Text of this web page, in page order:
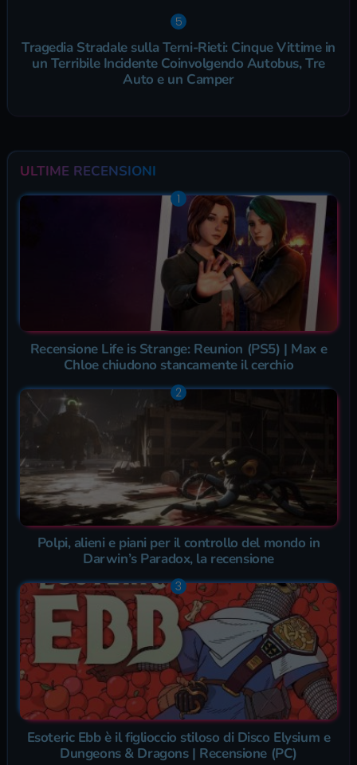
Tragedia Stradale sulla Terni-Rieti: Cinque Vittime in
un Terribile Incidente Coinvolgendo Autobus, Tre
Auto e un Camper
ULTIME RECENSIONI
Recensione Life is Strange: Reunion (PS5) | Max e
Chloe chiudono stancamente il cerchio
Polpi, alieni e piani per il controllo del mondo in
Darwin’s Paradox, la recensione
Esoteric Ebb è il figlioccio stiloso di Disco Elysium e
Dungeons & Dragons | Recensione (PC)